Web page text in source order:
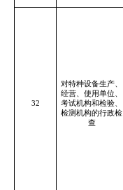
32
对特种设备生产、
经营、使用单位、
考试机构和检验、
检测机构的行政检
查